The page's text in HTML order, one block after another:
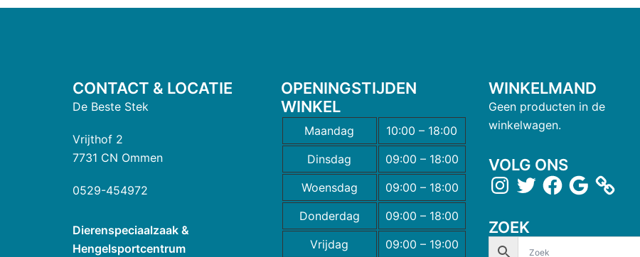
CONTACT & LOCATIE
De Beste Stek
Vrijthof 2
7731 CN Ommen
0529-454972
Dierenspeciaalzaak &
Hengelsportcentrum
OPENINGSTIJDEN
WINKEL
Maandag
10:00 – 18:00
Dinsdag
09:00 – 18:00
Woensdag
09:00 – 18:00
Donderdag
09:00 – 18:00
Vrijdag
09:00 – 19:00
WINKELMAND
Geen producten in de
winkelwagen.
VOLG ONS
ZOEK